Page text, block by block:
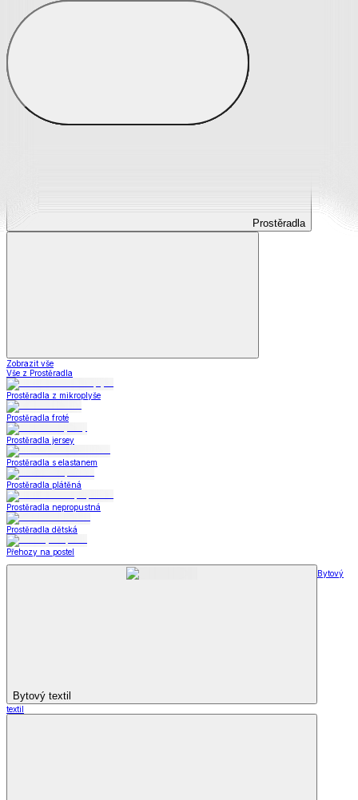
Prostěradla
Prostěradla
Zobrazit vše
Vše z Prostěradla
Prostěradla z mikroplyše
Prostěradla froté
Prostěradla jersey
Prostěradla s elastanem
Prostěradla plátěná
Prostěradla nepropustná
Prostěradla dětská
Přehozy na postel
Bytový textil
Bytový
textil